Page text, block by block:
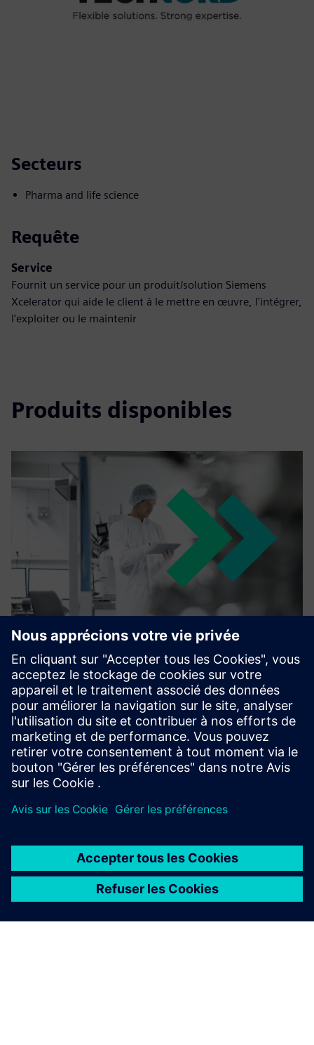
Secteurs
Pharma and life science
Requête
Service
Fournit un service pour un produit/solution Siemens
Xcelerator qui aide le client à le mettre en œuvre, l'intégrer,
l'exploiter ou le maintenir
Produits disponibles
Opcenter Execution Pharma
Implementation Services
Technord has the team in place to design, engineer and
deploy Opcenter Execution Pharma projects.
En savoir plus